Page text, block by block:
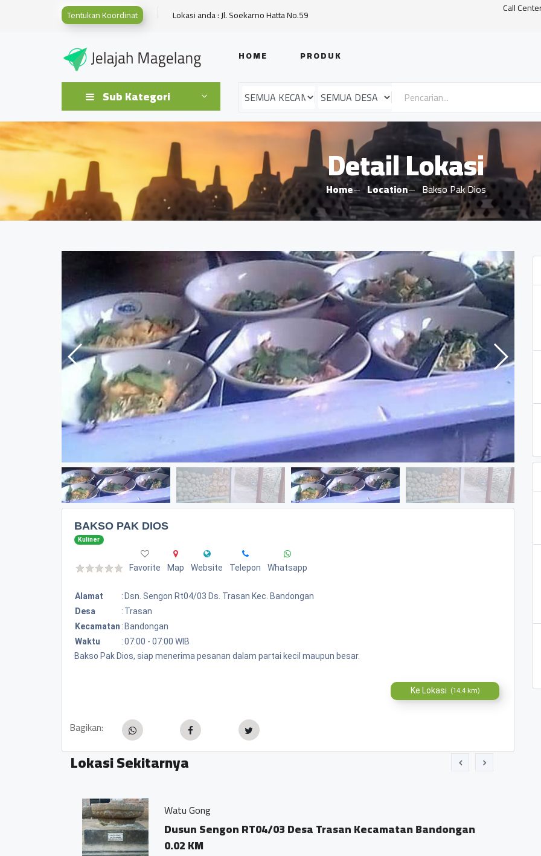
Tentukan Koordinat Lokasi anda : Jl. Soekarno Hatta No.59 Call
HOME PRODUK
Sub Kategori
Detail Lokasi
Home Location Bakso Pak Dios
BAKSO PAK DIOS
Kuliner
Favorite Map Website Telepon Whatsapp
Alamat : Dsn. Sengon Rt04/03 Ds. Trasan Kec. Bandongan
Desa
: Trasan
Kecamatan : Bandongan
Waktu
:07:00 - 07:00 WIB
Bakso Pak Dios, siap menerima pesanan dalam partai kecil maupun besar.
Ke Lokasi (14.4 km)
Bagikan:
Lokasi Sekitarnya
Watu Gong
Dusun Sengon RT04/03 Desa Trasan Kecamatan Bandongan
0.02 KM